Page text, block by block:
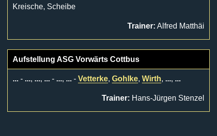
Kreische, Scheibe
Trainer: Alfred Matthäi
Aufstellung ASG Vorwärts Cottbus
... - ..., ..., ... - ..., ... - Vetterke, Gohlke, Wirth, ..., ...
Trainer: Hans-Jürgen Stenzel